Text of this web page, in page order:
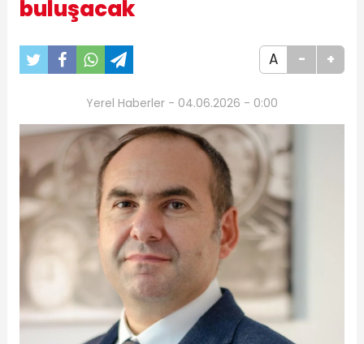
buluşacak
A - +
Yerel Haberler - 04.06.2026 - 0:00